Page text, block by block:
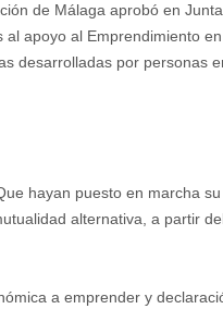
de Málaga aprobó en
apoyo al Emprendimiento
desarrolladas por personas
hayan puesto en marcha
alternativa, a partir
a emprender y